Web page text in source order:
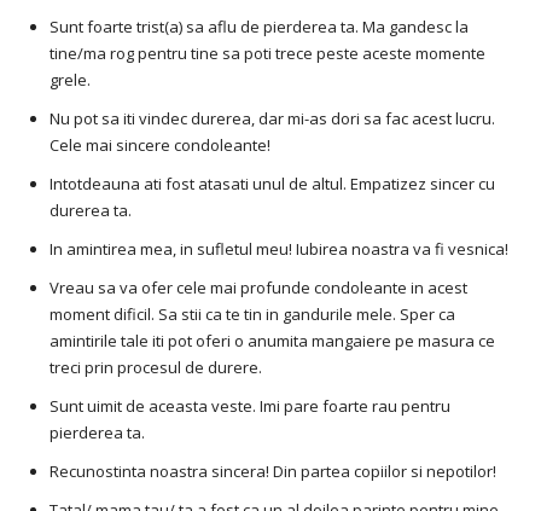
Sunt foarte trist(a) sa aflu de pierderea ta. Ma gandesc la
tine/ma rog pentru tine sa poti trece peste aceste momente
grele.
Nu pot sa iti vindec durerea, dar mi-as dori sa fac acest lucru.
Cele mai sincere condoleante!
Intotdeauna ati fost atasati unul de altul. Empatizez sincer cu
durerea ta.
In amintirea mea, in sufletul meu! Iubirea noastra va fi vesnica!
Vreau sa va ofer cele mai profunde condoleante in acest
moment dificil. Sa stii ca te tin in gandurile mele. Sper ca
amintirile tale iti pot oferi o anumita mangaiere pe masura ce
treci prin procesul de durere.
Sunt uimit de aceasta veste. Imi pare foarte rau pentru
pierderea ta.
Recunostinta noastra sincera! Din partea copiilor si nepotilor!